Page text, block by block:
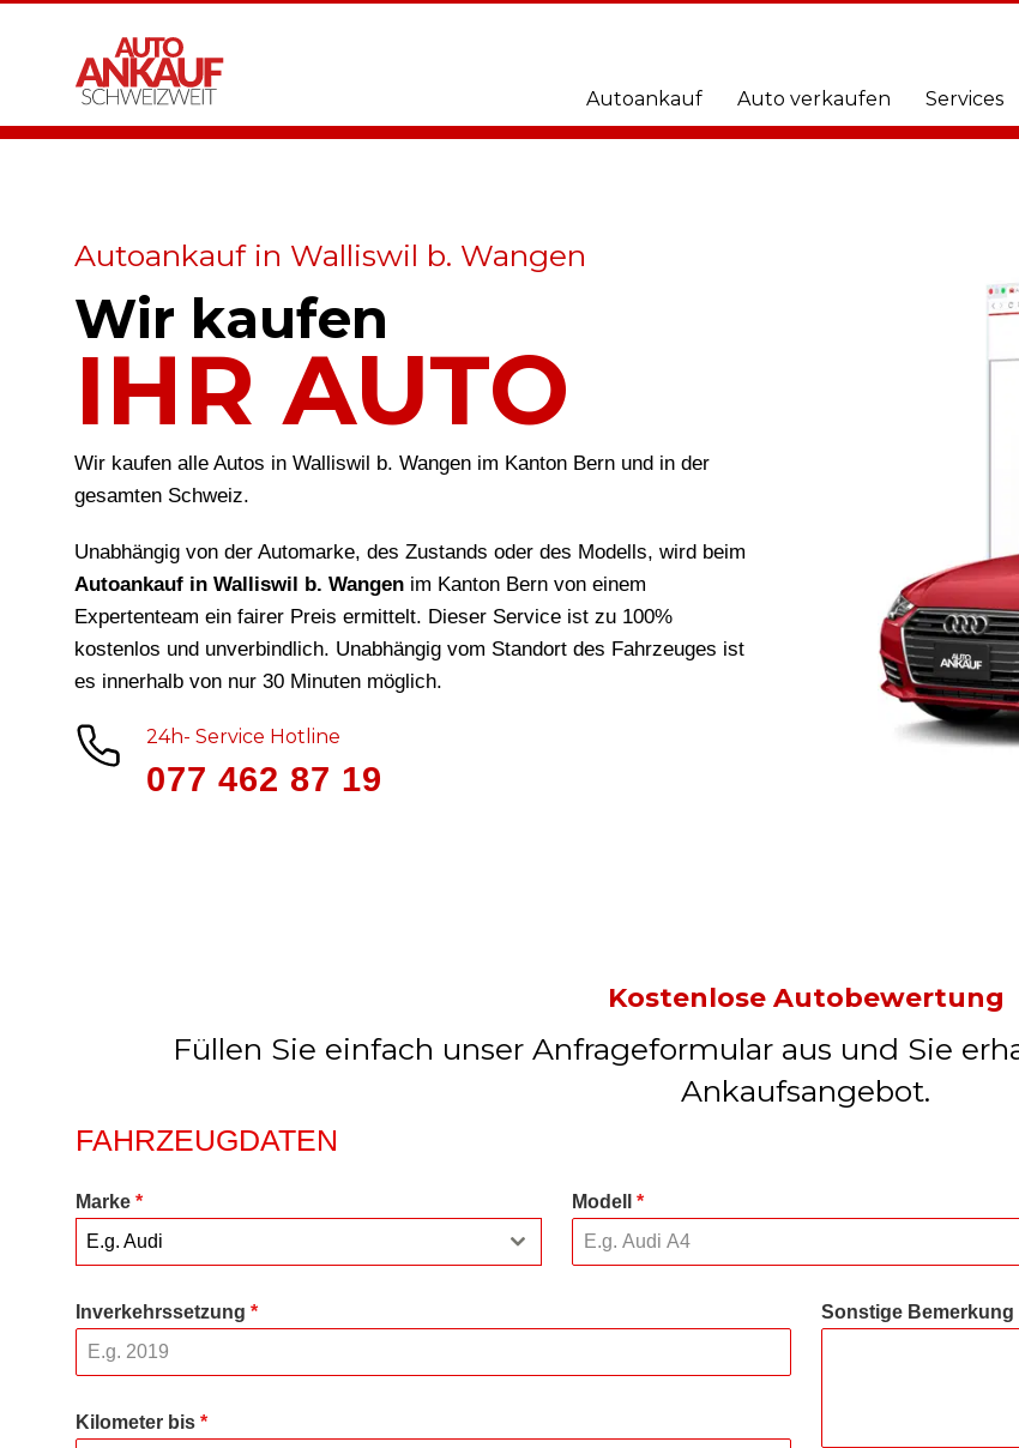
Autoankauf Auto verkaufen Services
Autoankauf in Walliswil b. Wangen
Wir kaufen
IHR AUTO
Wir kaufen alle Autos in Walliswil b. Wangen im Kanton Bern und in der
gesamten Schweiz.
Unabhängig von der Automarke, des Zustands oder des Modells, wird beim
Autoankauf in Walliswil b. Wangen im Kanton Bern von einem
Expertenteam ein fairer Preis ermittelt. Dieser Service ist zu 100%
kostenlos und unverbindlich. Unabhängig vom Standort des Fahrzeuges ist
es innerhalb von nur 30 Minuten möglich.
24h- Service Hotline
077 462 87 19
Kostenlose Autobewertung
Füllen Sie einfach unser Anfrageformular aus und Sie
Ankaufsangebot.
FAHRZEUGDATEN
Marke *
E.g. Audi
Modell*
Inverkehrssetzung *
Kilometer bis *
Sonstige Bemerkung